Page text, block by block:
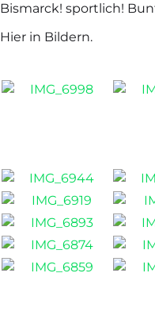
Bismarck! sportlich!
Hier in Bildern.